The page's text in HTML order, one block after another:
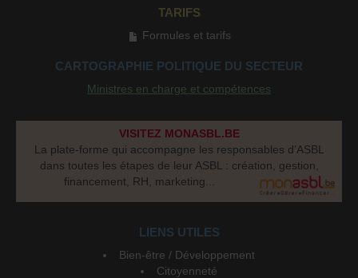
TARIFS
Formules et tarifs
CARTOGRAPHIE POLITIQUE DU SECTEUR
Ministres en charge et compétences
VISITEZ MONASBL.BE
La plate-forme qui accompagne les responsables d’ASBL
dans toutes les étapes de leur ASBL : création, gestion,
financement, RH, marketing...
LIENS UTILES
Bien-être / Développement
Citoyenneté